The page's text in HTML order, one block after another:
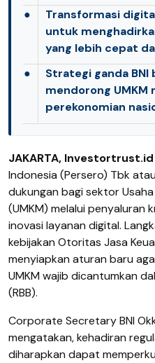
●
Transformasi
untuk
yang lebih cepat
●
Strategi ganda BNI
mendorong UMKM
perekonomian
JAKARTA, Investortrust.id
Indonesia (Persero) Tbk
dukungan bagi sektor
(UMKM) melalui
inovasi layanan digital.
kebijakan Otoritas Jasa
menyiapkan aturan baru
UMKM wajib dicantumkan
(RBB).
Corporate Secretary BNI
mengatakan, kehadiran
diharapkan dapat